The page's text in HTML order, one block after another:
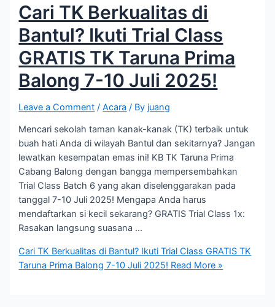
Cari TK Berkualitas di
Bantul? Ikuti Trial Class
GRATIS TK Taruna Prima
Balong 7-10 Juli 2025!
Leave a Comment /Acara / By juang
Mencari sekolah taman kanak-kanak (TK) terbaik untuk
buah hati Anda di wilayah Bantul dan sekitarnya? Jangan
lewatkan kesempatan emas ini! KB TK Taruna Prima
Cabang Balong dengan bangga mempersembahkan
Trial Class Batch 6 yang akan diselenggarakan pada
tanggal 7-10 Juli 2025! Mengapa Anda harus
mendaftarkan si kecil sekarang? GRATIS Trial Class 1x:
Rasakan langsung suasana …
Cari TK Berkualitas di Bantul? Ikuti Trial Class GRATIS TK
Taruna Prima Balong 7-10 Juli 2025! Read More »